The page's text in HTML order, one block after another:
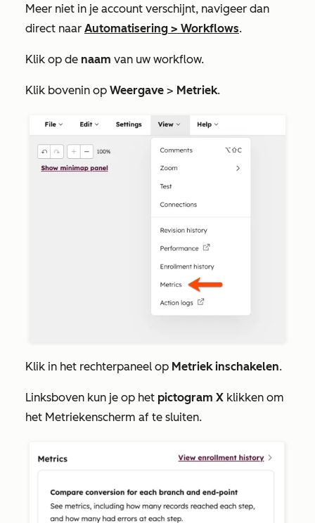
Meer niet in je account verschijnt, navigeer dan
direct naar Automatisering > Workflows.
Klik op de naam van uw workflow.
Klik bovenin op Weergave > Metriek.
Klik in het rechterpaneel op Metriek inschakelen.
Linksboven kun je op het pictogram X klikken om
het Metriekenscherm af te sluiten.